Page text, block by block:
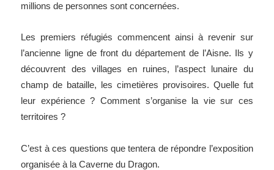
millions de personnes sont concernées.
Les premiers réfugiés commencent ainsi à revenir sur
l’ancienne ligne de front du département de l’Aisne. Ils y
découvrent des villages en ruines, l’aspect lunaire du
champ de bataille, les cimetières provisoires. Quelle fut
leur expérience ? Comment s’organise la vie sur ces
territoires ?
C’est à ces questions que tentera de répondre l’exposition
organisée à la Caverne du Dragon.